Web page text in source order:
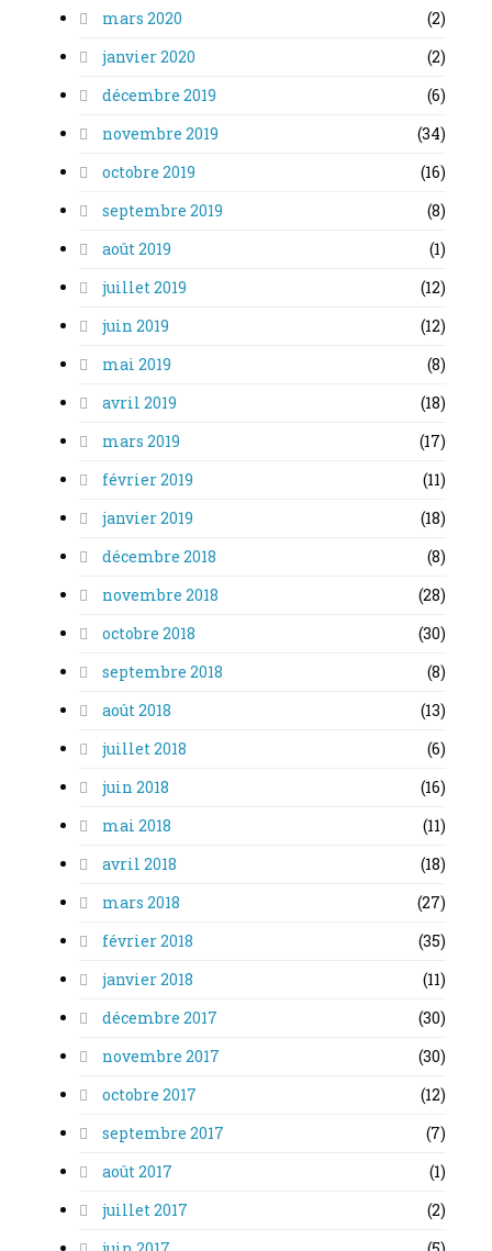
mars 2020
(2)
janvier 2020
(2)
décembre 2019
(6)
novembre 2019
(34)
octobre 2019
(16)
septembre 2019
(8)
août 2019
(1)
juillet 2019
(12)
juin 2019
(12)
mai 2019
(8)
avril 2019
(18)
mars 2019
(17)
février 2019
(11)
janvier 2019
(18)
décembre 2018
(8)
novembre 2018
(28)
octobre 2018
(30)
septembre 2018
(8)
août 2018
(13)
juillet 2018
(6)
juin 2018
(16)
mai 2018
(11)
avril 2018
(18)
mars 2018
(27)
février 2018
(35)
janvier 2018
(11)
décembre 2017
(30)
novembre 2017
(30)
octobre 2017
(12)
septembre 2017
(7)
août 2017
(1)
juillet 2017
(2)